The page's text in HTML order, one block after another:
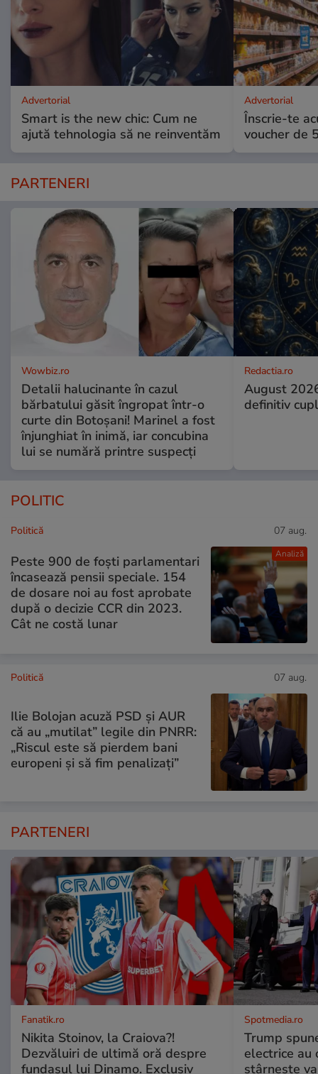
Advertorial
Smart is the new chic: Cum ne
ajută tehnologia să ne reinventăm
Advertorial
Înscrie-te
voucher de
PARTENERI
Wowbiz.ro
Detalii halucinante în cazul
bărbatului găsit îngropat într-o
curte din Botoșani! Marinel a fost
înjunghiat în inimă, iar concubina
lui se numără printre suspecți
Redactia.ro
August
definitiv
POLITIC
Analiză
Politică 07 aug.
Peste 900 de foști parlamentari
încasează pensii speciale. 154
de dosare noi au fost aprobate
după o decizie CCR din 2023.
Cât ne costă lunar
Politică 07 aug.
Ilie Bolojan acuză PSD și AUR
că au „mutilat” legile din PNRR:
„Riscul este să pierdem bani
europeni și să fim penalizați”
PARTENERI
Fanatik.ro
Nikita Stoinov, la Craiova?!
Dezvăluiri de ultimă oră despre
fundașul lui Dinamo. Exclusiv
Spotmedia.ro
Trump
electrice au
stârnește